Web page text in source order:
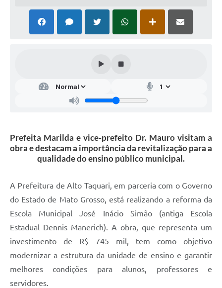
Prefeita Marilda e vice-prefeito Dr. Mauro visitam a
obra e destacam a importância da revitalização para a
qualidade do ensino público municipal.
A Prefeitura de Alto Taquari, em parceria com o Governo
do Estado de Mato Grosso, está realizando a reforma da
Escola Municipal José Inácio Simão (antiga Escola
Estadual Dennis Manerich). A obra, que representa um
investimento de R$ 745 mil, tem como objetivo
modernizar a estrutura da unidade de ensino e garantir
melhores condições para alunos, professores e
servidores.